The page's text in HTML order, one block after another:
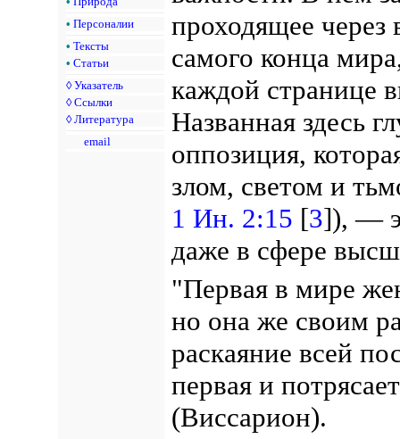
• Персоналии
• Тексты
• Статьи
◊ Указатель
◊ Ссылки
◊ Литература
email
проходящее
самого конца
каждой странице
Названная здесь
оппозиция,
злом, светом и
1 Ин. 2:15 [3]), —
даже в сфере
"Первая в мире
но она же своим
раскаяние всей
первая и
(Виссарион).